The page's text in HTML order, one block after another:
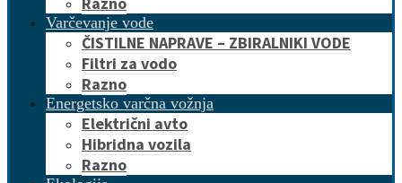
Varčevanje vode
ČISTILNE NAPRAVE – ZBIRALNIKI VODE
Filtri za vodo
Razno
Energetsko varčna vožnja
Električni avto
Hibridna vozila
Razno